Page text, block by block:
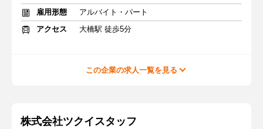
雇用形態
アルバイト・パート
アクセス
大橋駅 徒歩5分
この企業の求人一覧を見る
株式会社ツクイスタッフ